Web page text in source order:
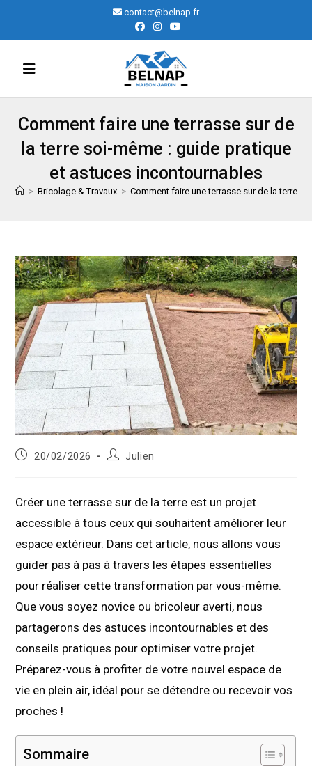
content
contact@belnap.fr
Comment faire une terrasse sur de
la terre soi-même : guide pratique
et astuces incontournables
> Bricolage & Travaux > Comment faire une terrasse sur de la terre
Publication
20/02/2026
Auteur/autrice
Julien
Créer une terrasse sur de la terre est un projet
accessible à tous ceux qui souhaitent améliorer leur
espace extérieur. Dans cet article, nous allons vous
guider pas à pas à travers les étapes essentielles
pour réaliser cette transformation par vous-même.
Que vous soyez novice ou bricoleur averti, nous
partagerons des astuces incontournables et des
conseils pratiques pour optimiser votre projet.
Préparez-vous à profiter de votre nouvel espace de
vie en plein air, idéal pour se détendre ou recevoir vos
proches !
Sommaire